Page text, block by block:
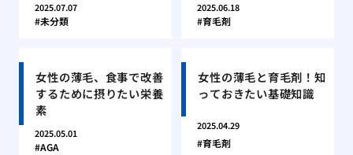
2025.07.07
未分類
2025.06.18
育毛剤
女性の薄毛、食事で改善
するために摂りたい栄養
素
2025.05.01
AGA
女性の薄毛と育毛剤！知
っておきたい基礎知識
2025.04.29
育毛剤